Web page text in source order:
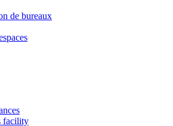
de bureaux
facility